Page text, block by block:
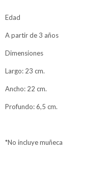
Edad
A partir de 3 años
Dimensiones
Largo: 23 cm.
Ancho: 22 cm.
Profundo: 6,5 cm.
*No incluye muñeca